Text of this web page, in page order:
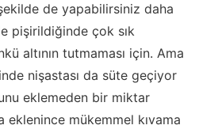
de yapabilirsiniz daha
pişirildiğinde çok sık
altının tutmaması için. Ama
nişastası da süte geçiyor
eklemeden bir miktar
eklenince mükemmel kıvama